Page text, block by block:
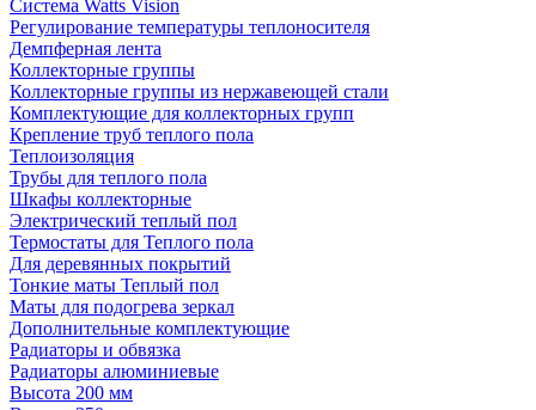
Система Watts Vision
Регулирование температуры теплоносителя
Демпферная лента
Коллекторные группы
Коллекторные группы из нержавеющей стали
Комплектующие для коллекторных групп
Крепление труб теплого пола
Теплоизоляция
Трубы для теплого пола
Шкафы коллекторные
Электрический теплый пол
Термостаты для Теплого пола
Для деревянных покрытий
Тонкие маты Теплый пол
Маты для подогрева зеркал
Дополнительные комплектующие
Радиаторы и обвязка
Радиаторы алюминиевые
Высота 200 мм